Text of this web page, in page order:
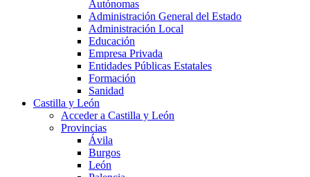
Autónomas
Administración General del Estado
Administración Local
Educación
Empresa Privada
Entidades Públicas Estatales
Formación
Sanidad
Castilla y León
Acceder a Castilla y León
Provincias
Ávila
Burgos
León